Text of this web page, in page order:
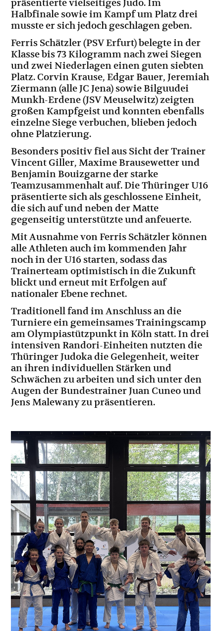
präsentierte vielseitiges Judo. Im
Halbfinale sowie im Kampf um Platz drei
musste er sich jedoch geschlagen geben.
Ferris Schätzler (PSV Erfurt) belegte in der
Klasse bis 73 Kilogramm nach zwei Siegen
und zwei Niederlagen einen guten siebten
Platz. Corvin Krause, Edgar Bauer, Jeremiah
Ziermann (alle JC Jena) sowie Bilguudei
Munkh-Erdene (JSV Meuselwitz) zeigten
großen Kampfgeist und konnten ebenfalls
einzelne Siege verbuchen, blieben jedoch
ohne Platzierung.
Besonders positiv fiel aus Sicht der Trainer
Vincent Giller, Maxime Brausewetter und
Benjamin Bouizgarne der starke
Teamzusammenhalt auf. Die Thüringer U16
präsentierte sich als geschlossene Einheit,
die sich auf und neben der Matte
gegenseitig unterstützte und anfeuerte.
Mit Ausnahme von Ferris Schätzler können
alle Athleten auch im kommenden Jahr
noch in der U16 starten, sodass das
Trainerteam optimistisch in die Zukunft
blickt und erneut mit Erfolgen auf
nationaler Ebene rechnet.
Traditionell fand im Anschluss an die
Turniere ein gemeinsames Trainingscamp
am Olympiastützpunkt in Köln statt. In drei
intensiven Randori-Einheiten nutzten die
Thüringer Judoka die Gelegenheit, weiter
an ihren individuellen Stärken und
Schwächen zu arbeiten und sich unter den
Augen der Bundestrainer Juan Cuneo und
Jens Malewany zu präsentieren.